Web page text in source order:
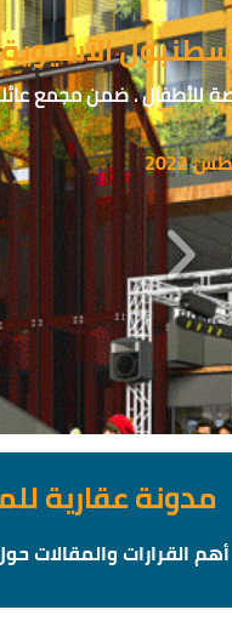
الآسيوية
للأطفال . ضمن مجمع
مدونة عقارية
أهم القرارات والمقالات